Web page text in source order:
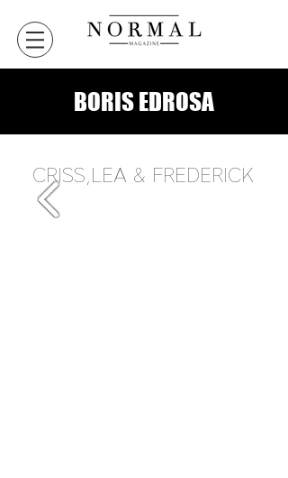
BORIS EDROSA
CRISS,LEA & FREDERICK